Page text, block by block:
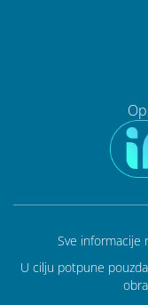
Sve informacije
U cilju potpune